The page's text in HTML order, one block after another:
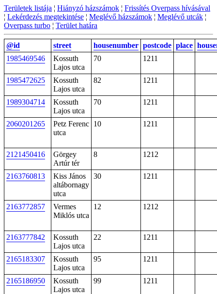
Területek listája ¦ Hiányzó házszámok ¦ Frissítés Overpass hívásával
¦ Lekérdezés megtekintése ¦ Meglévő házszámok ¦ Meglévő utcák ¦
Overpass turbo ¦ Terület határa
@id street housenumber postcode place
1985469546
Kossuth
Lajos utca
70 1211
1985472625
Kossuth
Lajos utca
82 1211
1989304714
Kossuth
Lajos utca
70 1211
2060201265
Petz Ferenc
utca
10 1211
2121450416
Görgey
Artúr tér
8 1212
2163760813
Kiss János
altábornagy
utca
30 1211
2163772857
Vermes
Miklós utca
12 1212
2163777842
Kossuth
Lajos utca
22 1211
2165183307
Kossuth
Lajos utca
95 1211
2165186950
Kossuth
Lajos utca
99 1211